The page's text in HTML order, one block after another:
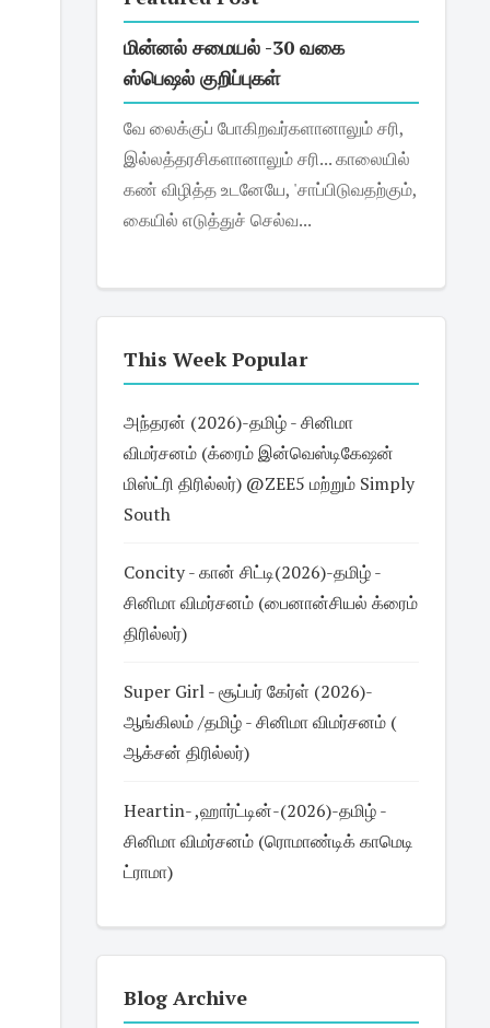
மின்னல் சமையல் -30 வகை
ஸ்பெஷல் குறிப்புகள்
வே லைக்குப் போகிறவர்களானாலும் சரி,
இல்லத்தரசிகளானாலும் சரி... காலையில்
கண் விழித்த உடனேயே, 'சாப்பிடுவதற்கும்,
கையில் எடுத்துச் செல்வ...
This Week Popular
அந்தரன் (2026)-தமிழ் - சினிமா
விமர்சனம் (க்ரைம் இன்வெஸ்டிகேஷன்
மிஸ்ட்ரி திரில்லர்) @ZEE5 மற்றும் Simply
South
Concity - கான் சிட்டி(2026)-தமிழ் -
சினிமா விமர்சனம் (பைனான்சியல் க்ரைம்
திரில்லர்)
Super Girl - சூப்பர் கேர்ள் (2026)-
ஆங்கிலம் /தமிழ் - சினிமா விமர்சனம் (
ஆக்சன் திரில்லர்)
Heartin- ,ஹார்ட்டின்-(2026)-தமிழ் -
சினிமா விமர்சனம் (ரொமாண்டிக் காமெடி
ட்ராமா)
Blog Archive